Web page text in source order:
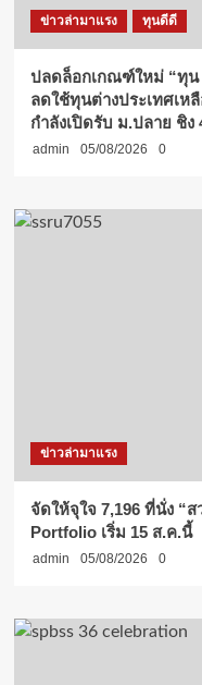
ข่าวล่ามาแรง ทุนดีดี
ปลดล็อกเกณฑ์ใหม่ “ทุน
ลดใช้ทุนต่างประเทศเห
กำลังเปิดรับ ม.ปลาย ชิง
admin 05/08/2026 0
ข่าวล่ามาแรง
จัดให้จุใจ 7,196 ที่นั่ง “
Portfolio เริ่ม 15 ส.ค.นี้
admin 05/08/2026 0